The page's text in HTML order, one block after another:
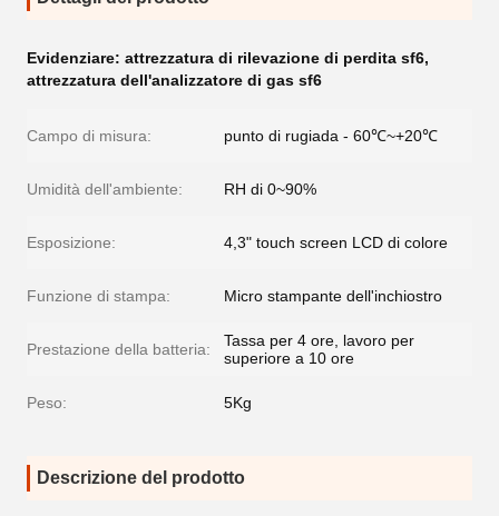
Evidenziare: attrezzatura di rilevazione di perdita sf6,
attrezzatura dell'analizzatore di gas sf6
Campo di misura: punto di rugiada - 60℃~+20℃
Umidità dell'ambiente: RH di 0~90%
Esposizione: 4,3" touch screen LCD di colore
Funzione di stampa: Micro stampante dell'inchiostro
Prestazione della batteria:
Tassa per 4 ore, lavoro per
superiore a 10 ore
Peso: 5Kg
Descrizione del prodotto